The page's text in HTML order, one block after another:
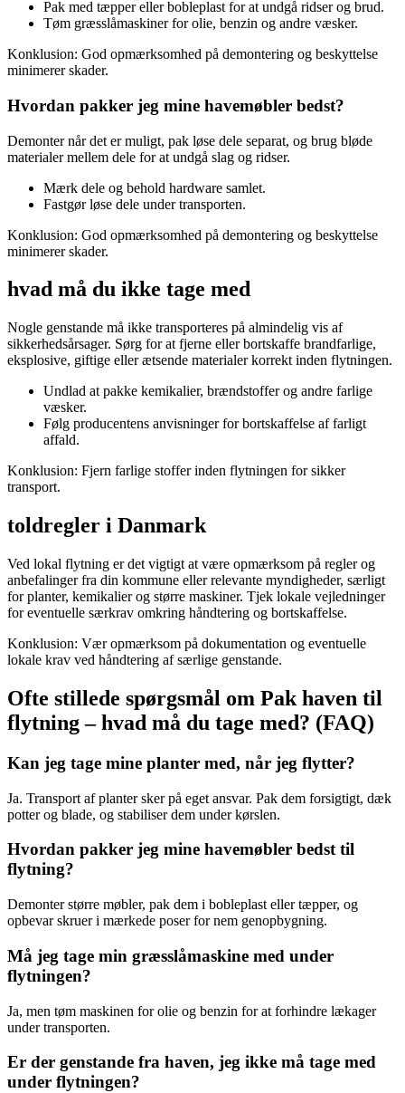
Pak med tæpper eller bobleplast for at undgå ridser og brud.
Tøm græsslåmaskiner for olie, benzin og andre væsker.
Konklusion: God opmærksomhed på demontering og beskyttelse
minimerer skader.
Hvordan pakker jeg mine havemøbler bedst?
Demonter når det er muligt, pak løse dele separat, og brug bløde
materialer mellem dele for at undgå slag og ridser.
Mærk dele og behold hardware samlet.
Fastgør løse dele under transporten.
Konklusion: God opmærksomhed på demontering og beskyttelse
minimerer skader.
hvad må du ikke tage med
Nogle genstande må ikke transporteres på almindelig vis af
sikkerhedsårsager. Sørg for at fjerne eller bortskaffe brandfarlige,
eksplosive, giftige eller ætsende materialer korrekt inden flytningen.
Undlad at pakke kemikalier, brændstoffer og andre farlige
væsker.
Følg producentens anvisninger for bortskaffelse af farligt
affald.
Konklusion: Fjern farlige stoffer inden flytningen for sikker
transport.
toldregler i Danmark
Ved lokal flytning er det vigtigt at være opmærksom på regler og
anbefalinger fra din kommune eller relevante myndigheder, særligt
for planter, kemikalier og større maskiner. Tjek lokale vejledninger
for eventuelle særkrav omkring håndtering og bortskaffelse.
Konklusion: Vær opmærksom på dokumentation og eventuelle
lokale krav ved håndtering af særlige genstande.
Ofte stillede spørgsmål om Pak haven til
flytning – hvad må du tage med? (FAQ)
Kan jeg tage mine planter med, når jeg flytter?
Ja. Transport af planter sker på eget ansvar. Pak dem forsigtigt, dæk
potter og blade, og stabiliser dem under kørslen.
Hvordan pakker jeg mine havemøbler bedst til
flytning?
Demonter større møbler, pak dem i bobleplast eller tæpper, og
opbevar skruer i mærkede poser for nem genopbygning.
Må jeg tage min græsslåmaskine med under
flytningen?
Ja, men tøm maskinen for olie og benzin for at forhindre lækager
under transporten.
Er der genstande fra haven, jeg ikke må tage med
under flytningen?